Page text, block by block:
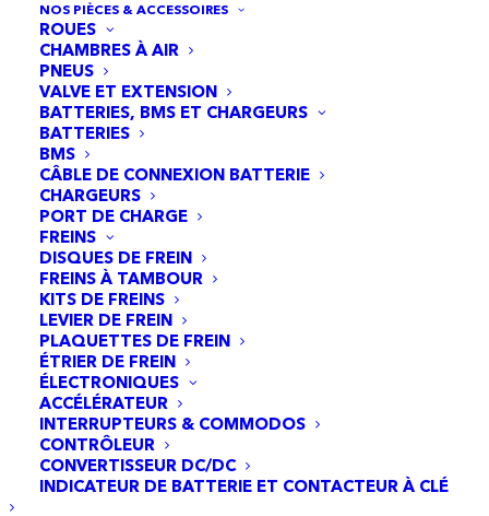
NOS PIÈCES & ACCESSOIRES
ROUES
CHAMBRES À AIR
PNEUS
VALVE ET EXTENSION
BATTERIES, BMS ET CHARGEURS
BATTERIES
BMS
CÂBLE DE CONNEXION BATTERIE
CHARGEURS
PORT DE CHARGE
FREINS
DISQUES DE FREIN
FREINS À TAMBOUR
KITS DE FREINS
LEVIER DE FREIN
PLAQUETTES DE FREIN
ÉTRIER DE FREIN
ÉLECTRONIQUES
ACCÉLÉRATEUR
INTERRUPTEURS & COMMODOS
CONTRÔLEUR
CONVERTISSEUR DC/DC
INDICATEUR DE BATTERIE ET CONTACTEUR À CLÉ